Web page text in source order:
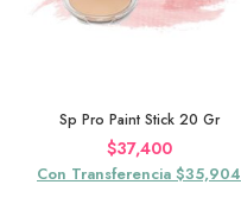
Sp Pro Paint Stick 20 Gr
$37,400
Con Transferencia $35,904